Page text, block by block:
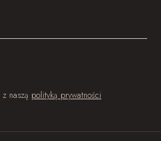
naszą polityką prywatności